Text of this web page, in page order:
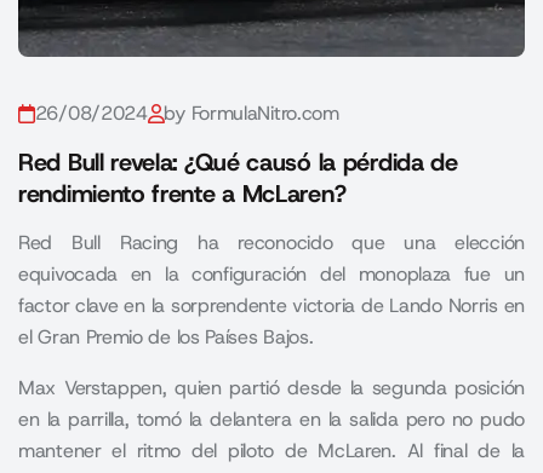
26/08/2024 by FormulaNitro.com
Red Bull revela: ¿Qué causó la pérdida de
rendimiento frente a McLaren?
Red Bull Racing ha reconocido que una elección
equivocada en la configuración del monoplaza fue un
factor clave en la sorprendente victoria de Lando Norris en
el Gran Premio de los Países Bajos.
Max Verstappen, quien partió desde la segunda posición
en la parrilla, tomó la delantera en la salida pero no pudo
mantener el ritmo del piloto de McLaren. Al final de la